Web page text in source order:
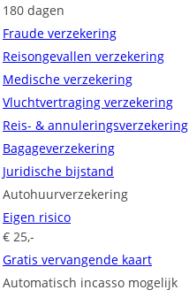
180 dagen
Fraude verzekering
Reisongevallen verzekering
Medische verzekering
Vluchtvertraging verzekering
Reis- & annuleringsverzekering
Bagageverzekering
Juridische bijstand
Autohuurverzekering
Eigen risico
€ 25,-
Gratis vervangende kaart
Automatisch incasso mogelijk